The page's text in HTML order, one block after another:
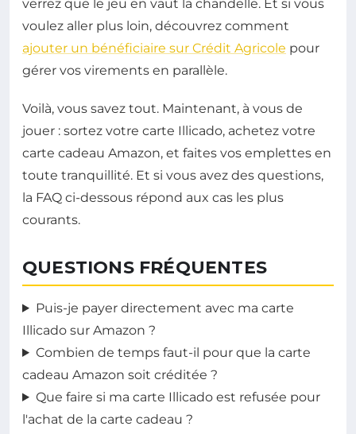
verrez que le jeu en vaut la chandelle. Et si vous
voulez aller plus loin, découvrez comment
ajouter un bénéficiaire sur Crédit Agricole pour
gérer vos virements en parallèle.
Voilà, vous savez tout. Maintenant, à vous de
jouer : sortez votre carte Illicado, achetez votre
carte cadeau Amazon, et faites vos emplettes en
toute tranquillité. Et si vous avez des questions,
la FAQ ci-dessous répond aux cas les plus
courants.
QUESTIONS FRÉQUENTES
Puis-je payer directement avec ma carte
Illicado sur Amazon ?
Combien de temps faut-il pour que la carte
cadeau Amazon soit créditée ?
Que faire si ma carte Illicado est refusée pour
l'achat de la carte cadeau ?